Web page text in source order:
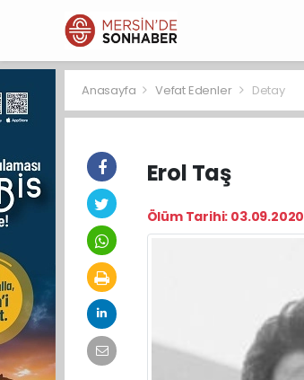
Anasayfa Vefat Edenler Detay
Erol Taş
Ölüm Tarihi: 03.09.2020